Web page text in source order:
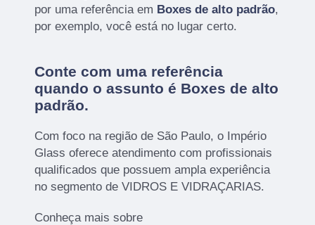
por uma referência em Boxes de alto padrão,
por exemplo, você está no lugar certo.
Conte com uma referência
quando o assunto é Boxes de alto
padrão.
Com foco na região de São Paulo, o Império
Glass oferece atendimento com profissionais
qualificados que possuem ampla experiência
no segmento de VIDROS E VIDRAÇARIAS.
Conheça mais sobre